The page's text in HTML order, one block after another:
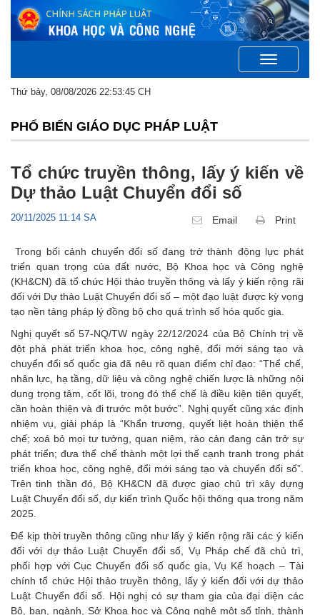
Toggle
navigation
Thứ bảy, 08/08/2026 22:53:45 CH
PHỔ BIẾN GIÁO DỤC PHÁP LUẬT
Tổ chức truyền thông, lấy ý kiến về
Dự thảo Luật Chuyển đổi số
20/11/2025 11:14 SA Email Print
Trong bối cảnh chuyển đổi số đang trở thành động lực phát
triển quan trọng của đất nước, Bộ Khoa học và Công nghệ
(KH&CN) đã tổ chức Hội thảo truyền thông và lấy ý kiến rộng rãi
đối với Dự thảo Luật Chuyển đổi số – một đạo luật được kỳ vọng
tạo nền tảng pháp lý đồng bộ cho quá trình số hóa quốc gia.
Nghị quyết số 57-NQ/TW ngày 22/12/2024 của Bộ Chính trị về
đột phá phát triển khoa học, công nghệ, đổi mới sáng tạo và
chuyển đổi số quốc gia đã nêu rõ quan điểm chỉ đạo: “Thể chế,
nhân lực, hạ tầng, dữ liệu và công nghệ chiến lược là những nội
dung trọng tâm, cốt lõi, trong đó thể chế là điều kiện tiên quyết,
cần hoàn thiện và đi trước một bước”. Nghị quyết cũng xác định
nhiệm vụ, giải pháp là “Khẩn trương, quyết liệt hoàn thiện thể
chế; xoá bỏ mọi tư tưởng, quan niệm, rào cản đang cản trở sự
phát triển; đưa thể chế thành một lợi thế cạnh tranh trong phát
triển khoa học, công nghệ, đổi mới sáng tạo và chuyển đổi số”.
Trên tinh thần đó, Bộ KH&CN đã được giao chủ trì xây dựng
Luật Chuyển đổi số, dự kiến trình Quốc hội thông qua trong năm
2025.
Để kịp thời truyền thông cũng như lấy ý kiến rộng rãi các ý kiến
đối với dự thảo Luật Chuyển đổi số, Vụ Pháp chế đã chủ trì,
phối hợp với Cục Chuyển đổi số quốc gia, Vụ Kế hoạch – Tài
chính tổ chức Hội thảo truyền thông, lấy ý kiến đối với dự thảo
Luật Chuyển đổi số. Hội nghị có sự tham gia của đại diện các
Bộ, ban, ngành, Sở Khoa học và Công nghệ một số tỉnh, thành